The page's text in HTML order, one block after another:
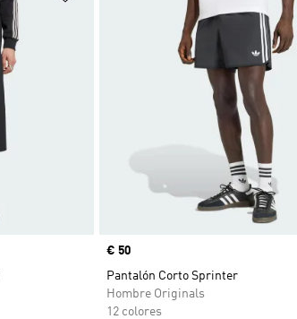
Precio
€ 50
Pantalón Corto Sprinter
Hombre Originals
12 colores